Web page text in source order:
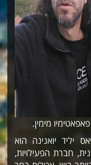
מימין.
יליד יואנינה הוא
חברת הפעילויות,